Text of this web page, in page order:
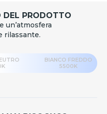
DEL PRODOTTO
un’atmosfera
rilassante.
BIANCO FREDDO
5500K